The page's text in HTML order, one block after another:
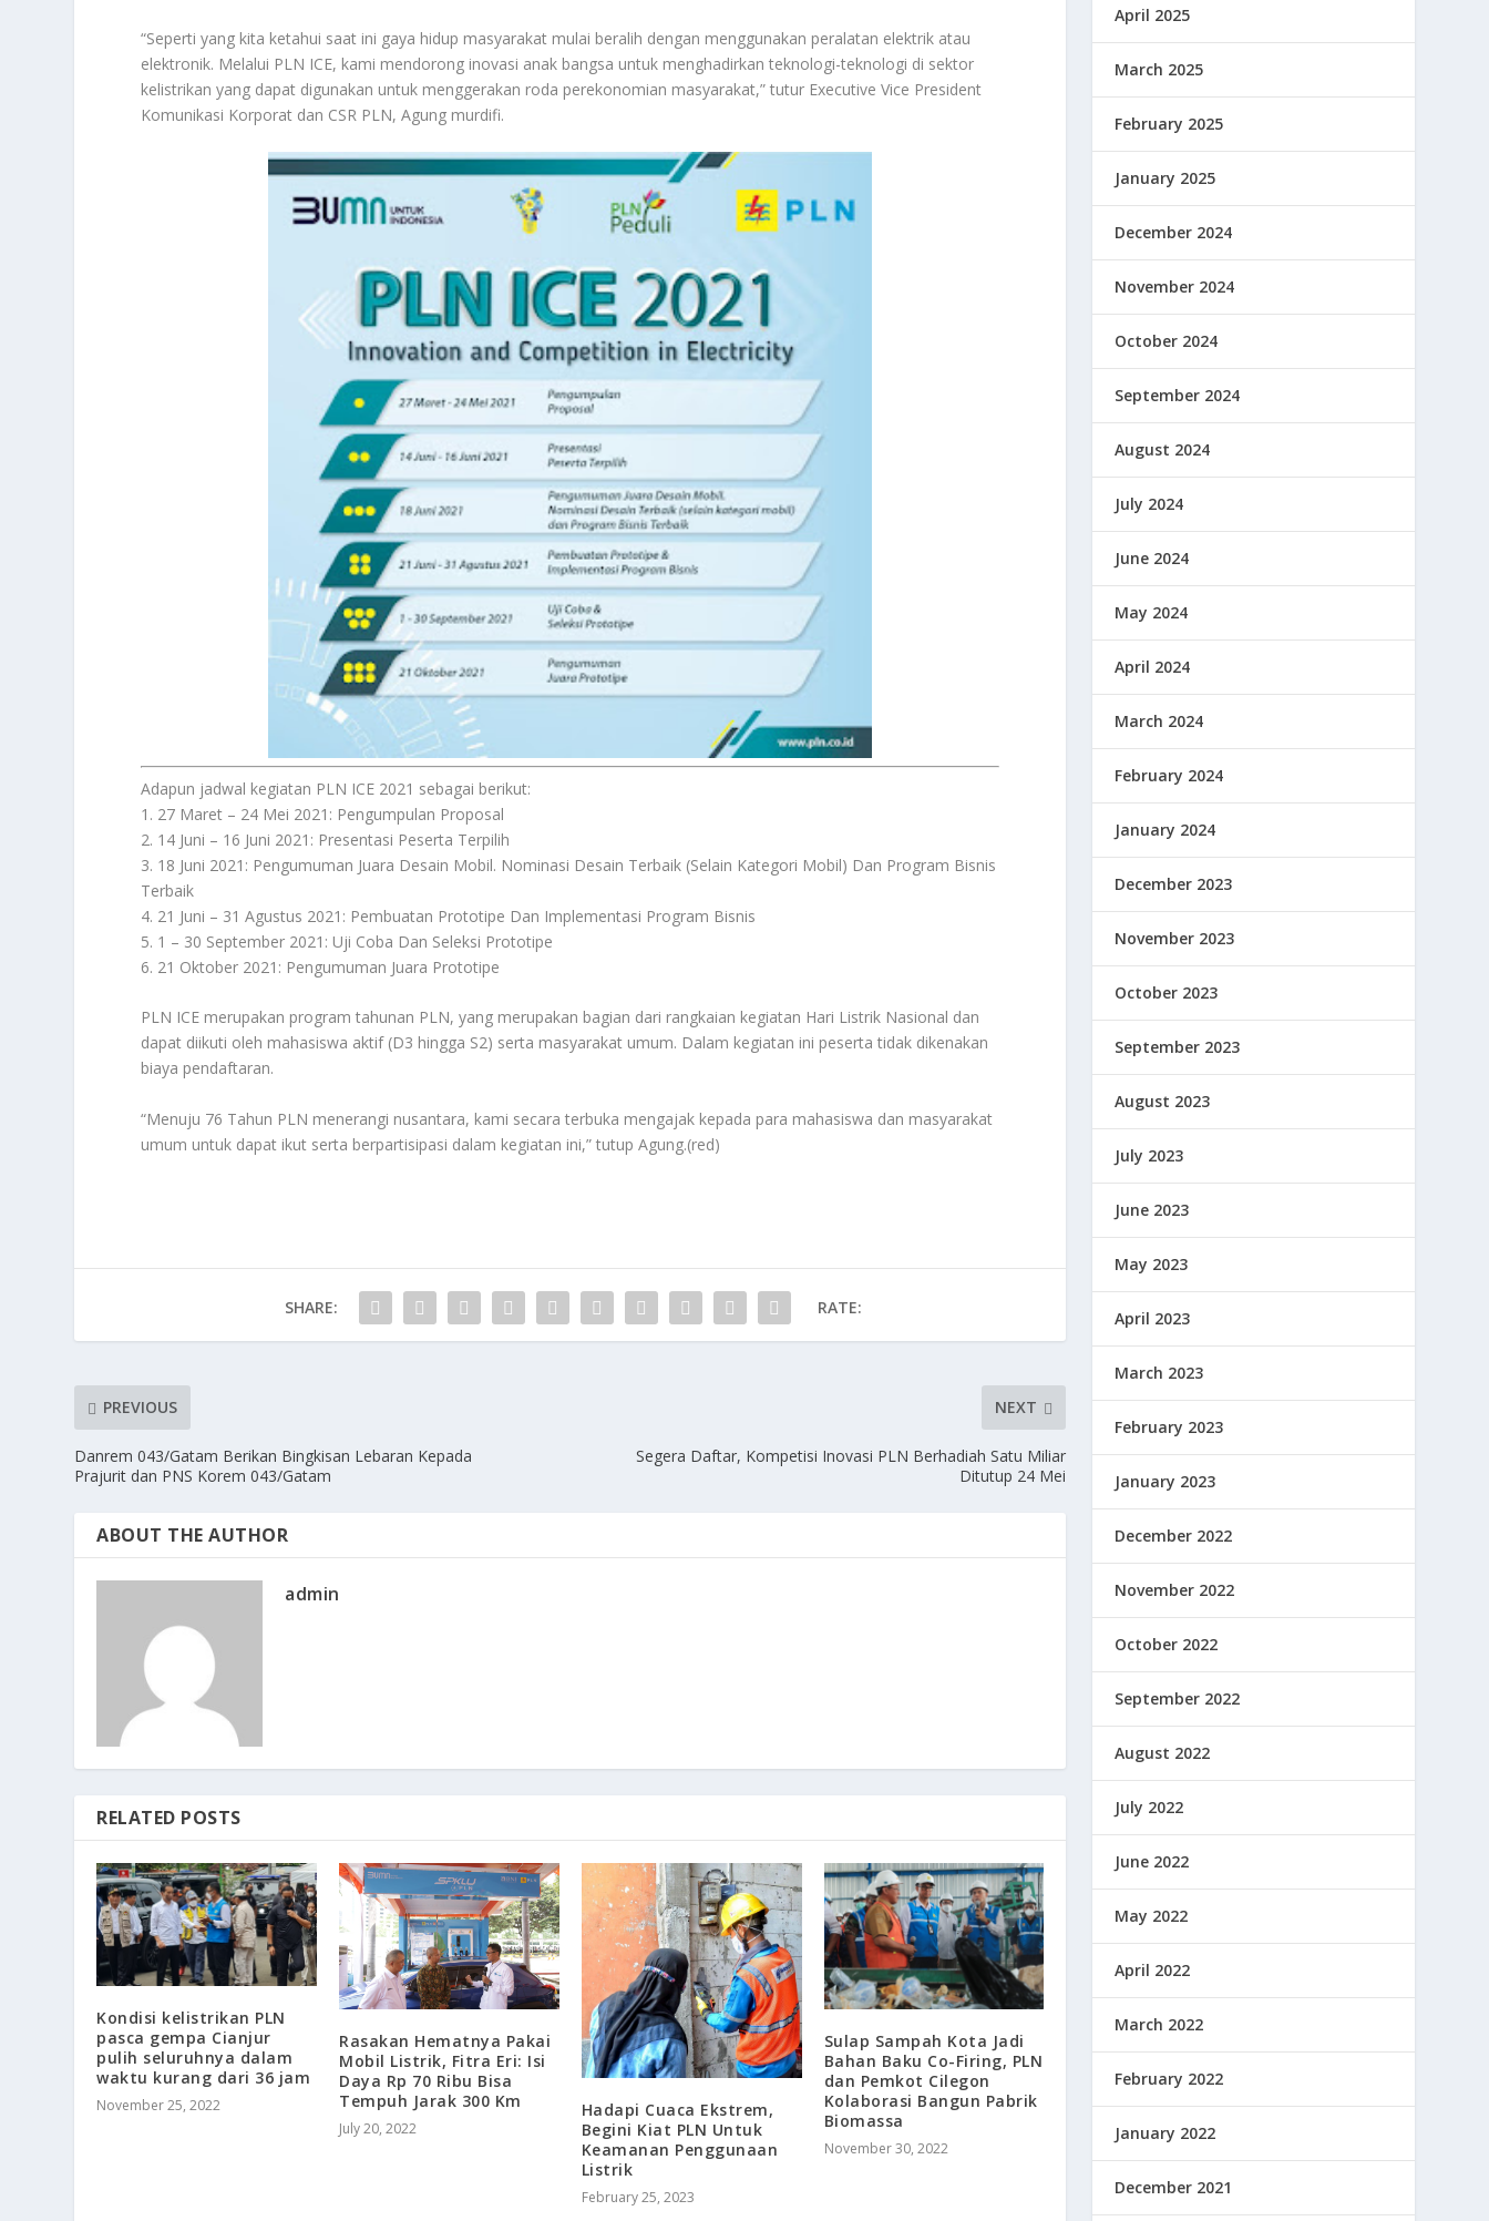
“Seperti yang kita ketahui saat ini gaya hidup masyarakat mulai beralih dengan menggunakan peralatan elektrik atau
elektronik. Melalui PLN ICE, kami mendorong inovasi anak bangsa untuk menghadirkan teknologi-teknologi di sektor
kelistrikan yang dapat digunakan untuk menggerakan roda perekonomian masyarakat,” tutur Executive Vice President
Komunikasi Korporat dan CSR PLN, Agung murdifi.
Adapun jadwal kegiatan PLN ICE 2021 sebagai berikut:
1. 27 Maret – 24 Mei 2021: Pengumpulan Proposal
2. 14 Juni – 16 Juni 2021: Presentasi Peserta Terpilih
3. 18 Juni 2021: Pengumuman Juara Desain Mobil. Nominasi Desain Terbaik (Selain Kategori Mobil) Dan Program Bisnis
Terbaik
4. 21 Juni – 31 Agustus 2021: Pembuatan Prototipe Dan Implementasi Program Bisnis
5. 1 – 30 September 2021: Uji Coba Dan Seleksi Prototipe
6. 21 Oktober 2021: Pengumuman Juara Prototipe
PLN ICE merupakan program tahunan PLN, yang merupakan bagian dari rangkaian kegiatan Hari Listrik Nasional dan
dapat diikuti oleh mahasiswa aktif (D3 hingga S2) serta masyarakat umum. Dalam kegiatan ini peserta tidak dikenakan
biaya pendaftaran.
“Menuju 76 Tahun PLN menerangi nusantara, kami secara terbuka mengajak kepada para mahasiswa dan masyarakat
umum untuk dapat ikut serta berpartisipasi dalam kegiatan ini,” tutup Agung.(red)
SHARE: RATE:
PREVIOUS
Danrem 043/Gatam Berikan Bingkisan Lebaran Kepada
Prajurit dan PNS Korem 043/Gatam
NEXT
Segera Daftar, Kompetisi Inovasi PLN Berhadiah Satu Miliar
Ditutup 24 Mei
ABOUT THE AUTHOR
admin
RELATED POSTS
Kondisi kelistrikan PLN
pasca gempa Cianjur
pulih seluruhnya dalam
waktu kurang dari 36 jam
November 25, 2022
Rasakan Hematnya Pakai
Mobil Listrik, Fitra Eri: Isi
Daya Rp 70 Ribu Bisa
Tempuh Jarak 300 Km
July 20, 2022
Hadapi Cuaca Ekstrem,
Begini Kiat PLN Untuk
Keamanan Penggunaan
Listrik
February 25, 2023
Sulap Sampah Kota Jadi
Bahan Baku Co-Firing, PLN
dan Pemkot Cilegon
Kolaborasi Bangun Pabrik
Biomassa
November 30, 2022
April 2025
March 2025
February 2025
January 2025
December 2024
November 2024
October 2024
September 2024
August 2024
July 2024
June 2024
May 2024
April 2024
March 2024
February 2024
January 2024
December 2023
November 2023
October 2023
September 2023
August 2023
July 2023
June 2023
May 2023
April 2023
March 2023
February 2023
January 2023
December 2022
November 2022
October 2022
September 2022
August 2022
July 2022
June 2022
May 2022
April 2022
March 2022
February 2022
January 2022
December 2021